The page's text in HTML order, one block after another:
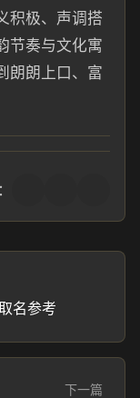
积极、声调搭
节奏与文化寓
朗朗上口、富
名参考
下一篇